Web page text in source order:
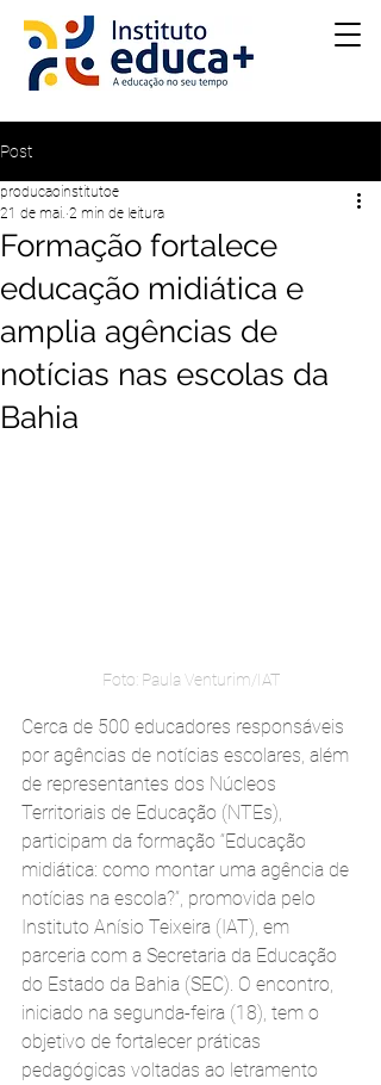
Post
Formação fortalece
educação midiática e
amplia agências de
notícias nas escolas da
Bahia
producaoinstitutoe
21 de mai. 2 min de leitura
Foto: Paula Venturim/IAT
Cerca de 500 educadores responsáveis
por agências de notícias escolares, além
de representantes dos Núcleos
Territoriais de Educação (NTEs),
participam da formação “Educação
midiática: como montar uma agência de
notícias na escola?”, promovida pelo
Instituto Anísio Teixeira (IAT), em
parceria com a Secretaria da Educação
do Estado da Bahia (SEC). O encontro,
iniciado na segunda-feira (18), tem o
objetivo de fortalecer práticas
pedagógicas voltadas ao letramento